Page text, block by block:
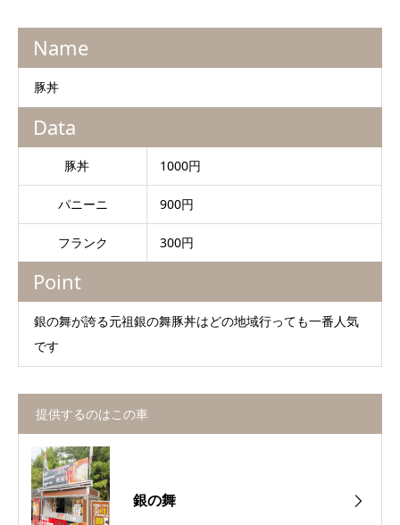
Name
豚丼
Data
豚丼 1000円
パニーニ 900円
フランク 300円
Point
銀の舞が誇る元祖銀の舞豚丼はどの地域行っても一番人気
です
提供するのはこの車
銀の舞